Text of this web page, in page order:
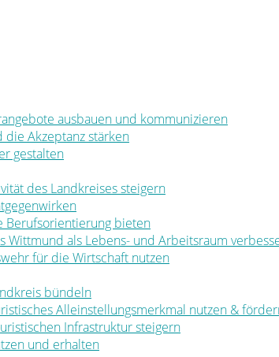
ausbauen und kommunizieren
Akzeptanz stärken
gestalten
des Landkreises steigern
Berufsorientierung bieten
Wittmund als Lebens- und Arbeitsraum
für die Wirtschaft nutzen
bündeln
Alleinstellungsmerkmal nutzen &
Infrastruktur steigern
und erhalten